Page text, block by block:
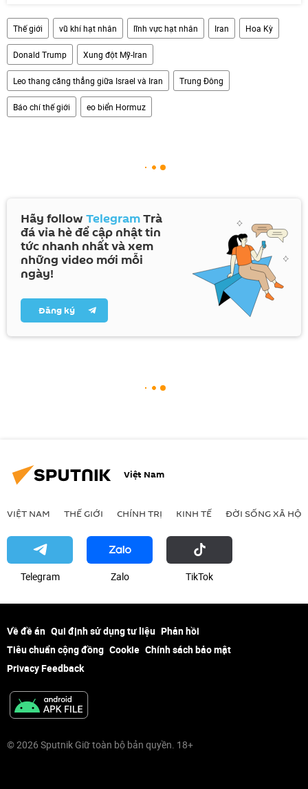
Thế giới vũ khí hạt nhân lĩnh vực hạt nhân Iran Hoa Kỳ
Donald Trump Xung đột Mỹ-Iran
Leo thang căng thẳng giữa Israel và Iran Trung Đông
Báo chí thế giới eo biển Hormuz
Hãy follow TelegramTrà
đá vỉa hè để cập nhật tin
tức nhanh nhất và xem
những video mới mỗi
ngày!
Đăng ký
Việt Nam
VIỆT NAM THẾ GIỚI CHÍNH TRỊ KINH TẾ ĐỜI SỐNG XÃ HỘI
Telegram Zalo ТikТоk
Về đề án Qui định sử dụng tư liệu Phản hồi
Tiêu chuẩn cộng đồng Cookie Chính sách bảo mật
Privacy Feedback
© 2026 Sputnik Giữ toàn bộ bản quyền. 18+